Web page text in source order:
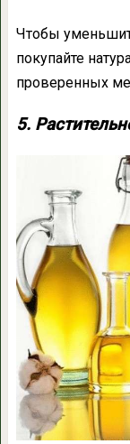
Чтобы
покупайте
проверенных
5.